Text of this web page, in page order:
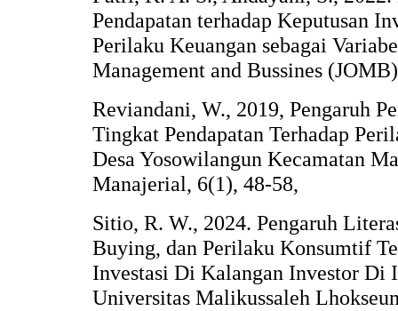
Pendapatan terhadap Keputusan
Perilaku Keuangan sebagai
Management and Bussines
Reviandani, W., 2019, Pengaruh
Tingkat Pendapatan Terhadap
Desa Yosowilangun Kecamatan
Manajerial, 6(1), 48-58,
Sitio, R. W., 2024. Pengaruh
Buying, dan Perilaku Konsumtif
Investasi Di Kalangan Investor Di
Universitas Malikussaleh